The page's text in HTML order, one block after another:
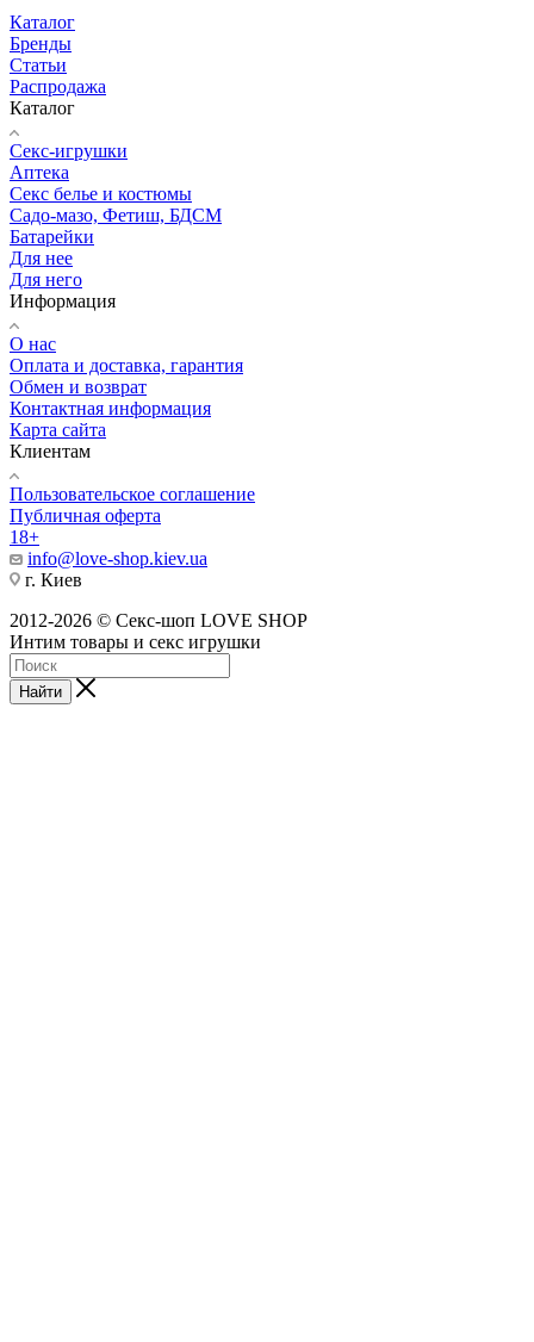
Каталог
Бренды
Статьи
Распродажа
Каталог
Секс-игрушки
Аптека
Секс белье и костюмы
Садо-мазо, Фетиш, БДСМ
Батарейки
Для нее
Для него
Информация
О нас
Оплата и доставка, гарантия
Обмен и возврат
Контактная информация
Карта сайта
Клиентам
Пользовательское соглашение
Публичная оферта
18+
info@love-shop.kiev.ua
г. Киев
2012-2026 © Секс-шоп LOVE SHOP
Интим товары и секс игрушки
Найти